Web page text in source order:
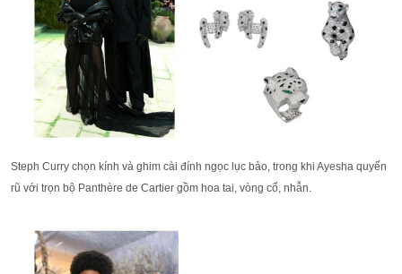
Steph Curry chọn kính và ghim cài đính ngọc lục bảo, trong khi Ayesha quyến
rũ với trọn bộ Panthère de Cartier gồm hoa tai, vòng cổ, nhẫn.